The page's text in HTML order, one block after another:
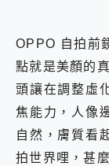
OPPO 自拍前
點就是美顏的
頭讓在調整虛
焦能力，人像
自然，膚質看
拍世界哩，甚